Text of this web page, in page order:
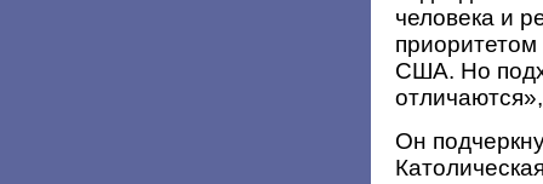
человека и
приоритетом
США. Но
Он